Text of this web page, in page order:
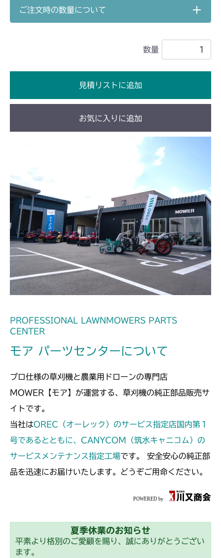
ミッション FIG7 PTO
CMX186
ミッション FIG7 PTO
本体 FIG21 刈刃ブレーキ
ミッション FIG7 PTO
CMX251
ミッション FIG7 PTO
CMX253
ミッション FIG7 PTO
CMX1804
ミッション FIG7 PTO
CMX2202RC
ミッション FIG7 PTO
CMX2202YC
ミッション FIG7 PTO
CMX2202YCV/YCS
CMX2206HC
ミッション FIG7 PTO
CMX2404HC/V/S
ミッション FIG7 PTO
CMX2504
ミッション FIG7 PTO
ご注文時の数量について
数量
見積リストに追加
お気に入りに追加
PROFESSIONAL LAWNMOWERS PARTS
CENTER
モア パーツセンターについて
プロ仕様の草刈機と農業用ドローンの専門店
MOWER【モア】が運営する、草刈機の純正部品販売サ
イトです。
当社はOREC（オーレック）のサービス指定店国内第１
号であるとともに、CANYCOM（筑水キャニコム）の
サービスメンテナンス指定工場です。 安全安心の純正部
品を迅速にお届けいたします。どうぞご用命ください。
夏季休業のお知らせ
平素より格別のご愛顧を賜り、誠にありがとうござい
ます。